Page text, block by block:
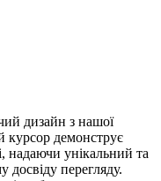
дизайн з нашої
курсор демонструє
надаючи унікальний та
перегляду.